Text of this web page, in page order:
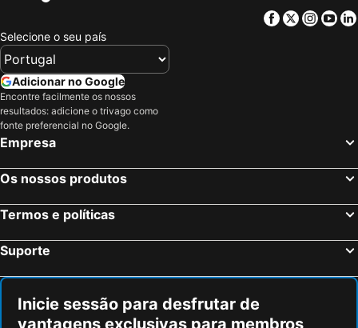
Facebook
Twitter
Selecione o seu país
Adicionar no Google
Encontre facilmente os nossos
resultados: adicione o trivago como
fonte preferencial no Google.
Empresa
Os nossos produtos
Termos e políticas
Suporte
Inicie sessão para desfrutar de
vantagens exclusivas para membros